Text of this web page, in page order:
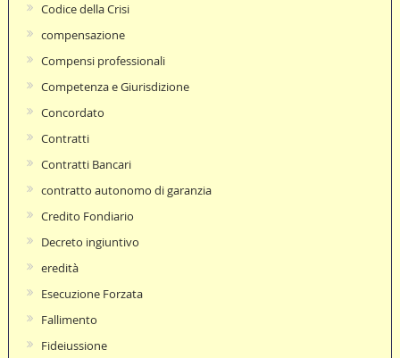
Codice della Crisi
compensazione
Compensi professionali
Competenza e Giurisdizione
Concordato
Contratti
Contratti Bancari
contratto autonomo di garanzia
Credito Fondiario
Decreto ingiuntivo
eredità
Esecuzione Forzata
Fallimento
Fideiussione